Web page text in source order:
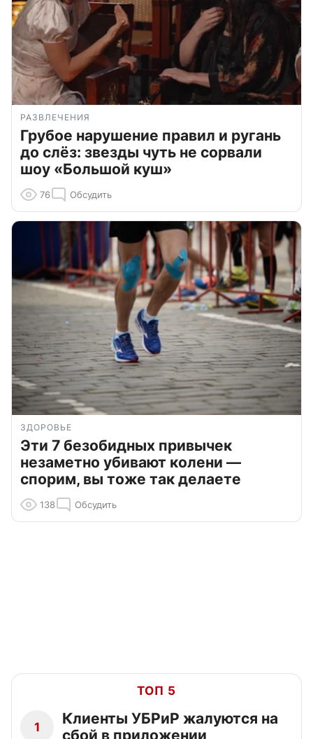
РАЗВЛЕЧЕНИЯ
Грубое нарушение правил и ругань
до слёз: звезды чуть не сорвали
шоу «Большой куш»
76 Обсудить
ЗДОРОВЬЕ
Эти 7 безобидных привычек
незаметно убивают колени —
спорим, вы тоже так делаете
138 Обсудить
ТОП 5
1
Клиенты УБРиР жалуются на
сбой в приложении